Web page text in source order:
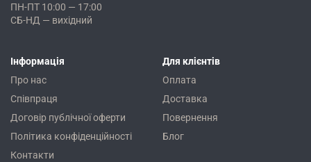
ПН-ПТ 10:00 — 17:00
СБ-НД — вихідний
Інформація
Про нас
Співпраця
Договір публічної оферти
Політика конфіденційності
Контакти
Для клієнтів
Оплата
Доставка
Повернення
Блог